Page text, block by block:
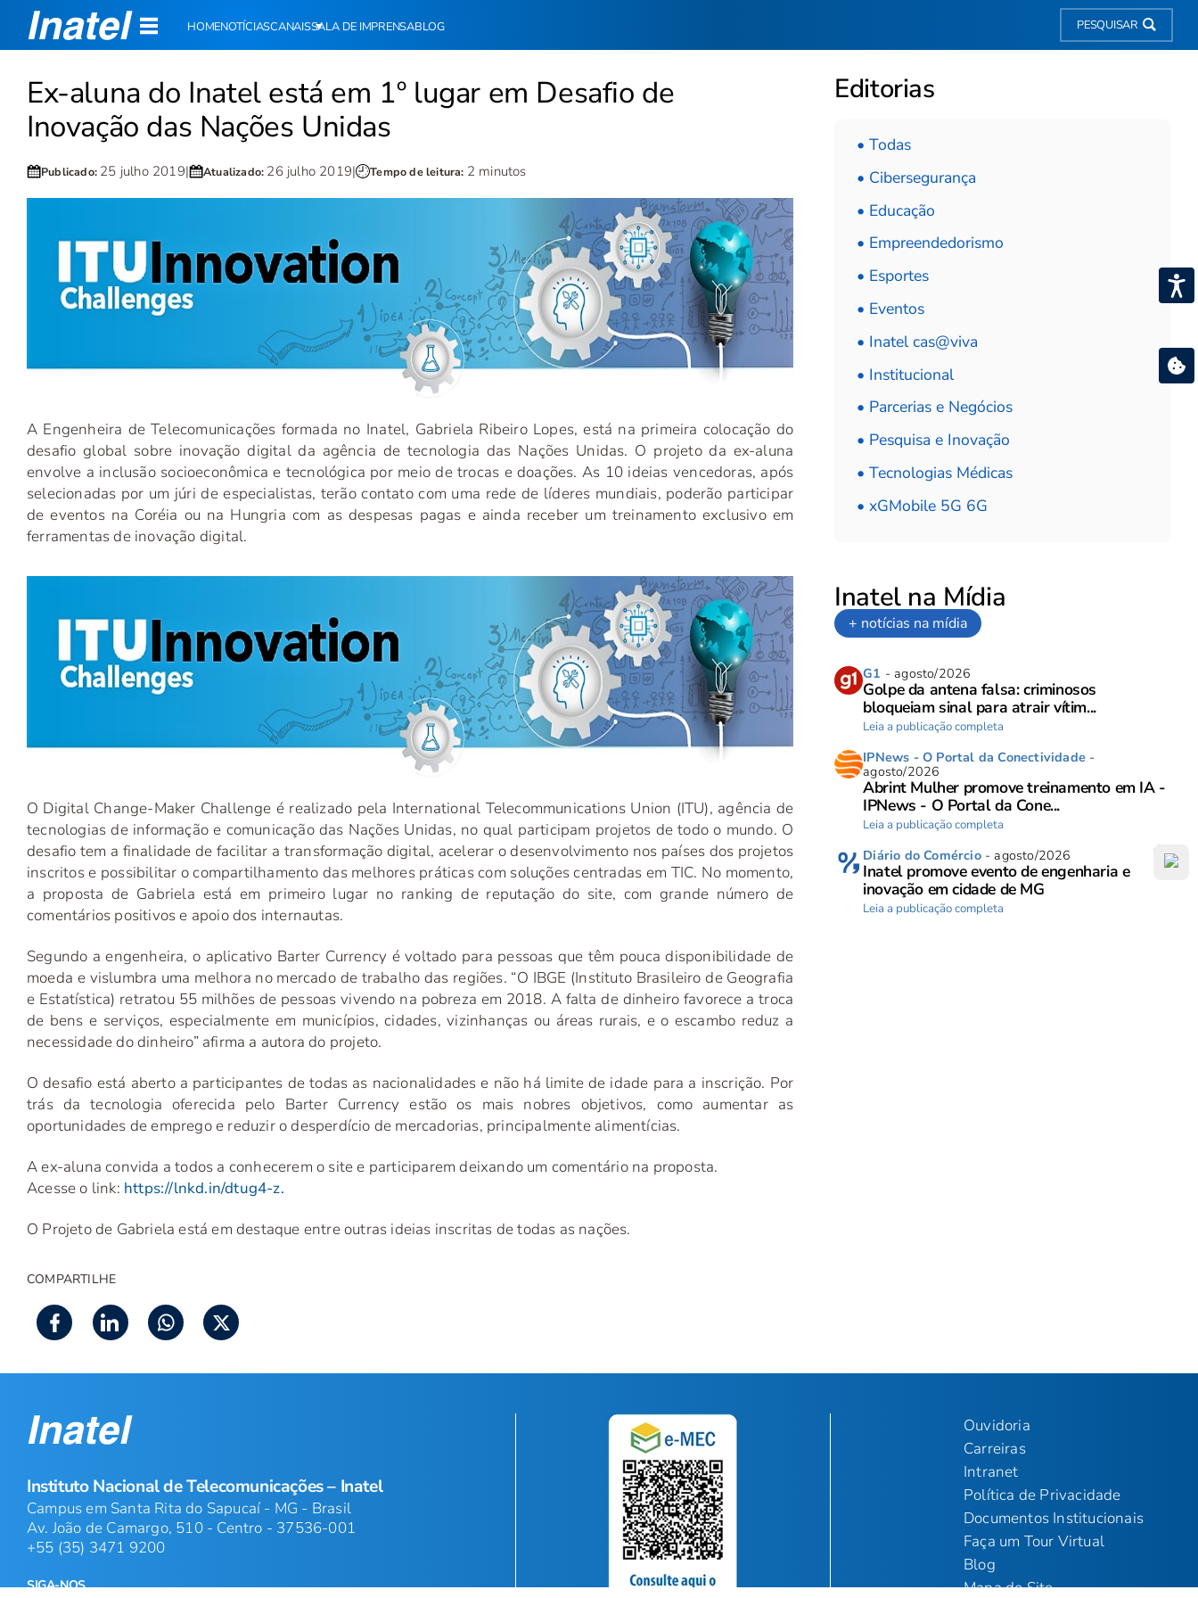
Ex-aluna do Inatel está em 1º lugar em Desafio de
Inovação das Nações Unidas
Publicado: 25 julho 2019| Atualizado: 26 julho 2019| Tempo de leitura: 2 minutos
A Engenheira de Telecomunicações formada no Inatel, Gabriela Ribeiro Lopes, está na primeira colocação do
desafio global sobre inovação digital da agência de tecnologia das Nações Unidas. O projeto da ex-aluna
envolve a inclusão socioeconômica e tecnológica por meio de trocas e doações. As 10 ideias vencedoras, após
selecionadas por um júri de especialistas, terão contato com uma rede de líderes mundiais, poderão participar
de eventos na Coréia ou na Hungria com as despesas pagas e ainda receber um treinamento exclusivo em
ferramentas de inovação digital.
O Digital Change-Maker Challenge é realizado pela International Telecommunications Union (ITU), agência de
tecnologias de informação e comunicação das Nações Unidas, no qual participam projetos de todo o mundo. O
desafio tem a finalidade de facilitar a transformação digital, acelerar o desenvolvimento nos países dos projetos
inscritos e possibilitar o compartilhamento das melhores práticas com soluções centradas em TIC. No momento,
a proposta de Gabriela está em primeiro lugar no ranking de reputação do site, com grande número de
comentários positivos e apoio dos internautas.
Segundo a engenheira, o aplicativo Barter Currency é voltado para pessoas que têm pouca disponibilidade de
moeda e vislumbra uma melhora no mercado de trabalho das regiões. “O IBGE (Instituto Brasileiro de Geografia
e Estatística) retratou 55 milhões de pessoas vivendo na pobreza em 2018. A falta de dinheiro favorece a troca
de bens e serviços, especialmente em municípios, cidades, vizinhanças ou áreas rurais, e o escambo reduz a
necessidade do dinheiro” afirma a autora do projeto.
O desafio está aberto a participantes de todas as nacionalidades e não há limite de idade para a inscrição. Por
trás da tecnologia oferecida pelo Barter Currency estão os mais nobres objetivos, como aumentar as
oportunidades de emprego e reduzir o desperdício de mercadorias, principalmente alimentícias.
A ex-aluna convida a todos a conhecerem o site e participarem deixando um comentário na proposta.
Acesse o link: https://lnkd.in/dtug4-z.
O Projeto de Gabriela está em destaque entre outras ideias inscritas de todas as nações.
COMPARTILHE
Editorias
• Todas
• Cibersegurança
• Educação
• Empreendedorismo
• Esportes
• Eventos
• Inatel cas@viva
• Institucional
• Parcerias e Negócios
• Pesquisa e Inovação
• Tecnologias Médicas
• xGMobile 5G 6G
Inatel na Mídia
+ notícias na mídia
G1 - agosto/2026
Golpe da antena falsa: criminosos
bloqueiam sinal para atrair vítim...
Leia a publicação completa
IPNews - O Portal da Conectividade -
agosto/2026
Abrint Mulher promove treinamento em IA -
IPNews - O Portal da Cone...
Leia a publicação completa
Diário do Comércio- agosto/2026
Inatel promove evento de engenharia e
inovação em cidade de MG
Leia a publicação completa
HOMENOTÍCIASCANAISSALA DE IMPRENSABLOG PESQUISAR
Instituto Nacional de Telecomunicações – Inatel
Campus em Santa Rita do Sapucaí - MG - Brasil
Av. João de Camargo, 510 - Centro - 37536-001
+55 (35) 3471 9200
SIGA-NOS
Ouvidoria
Carreiras
Intranet
Política de Privacidade
Documentos Institucionais
Faça um Tour Virtual
Blog
Mapa do Site